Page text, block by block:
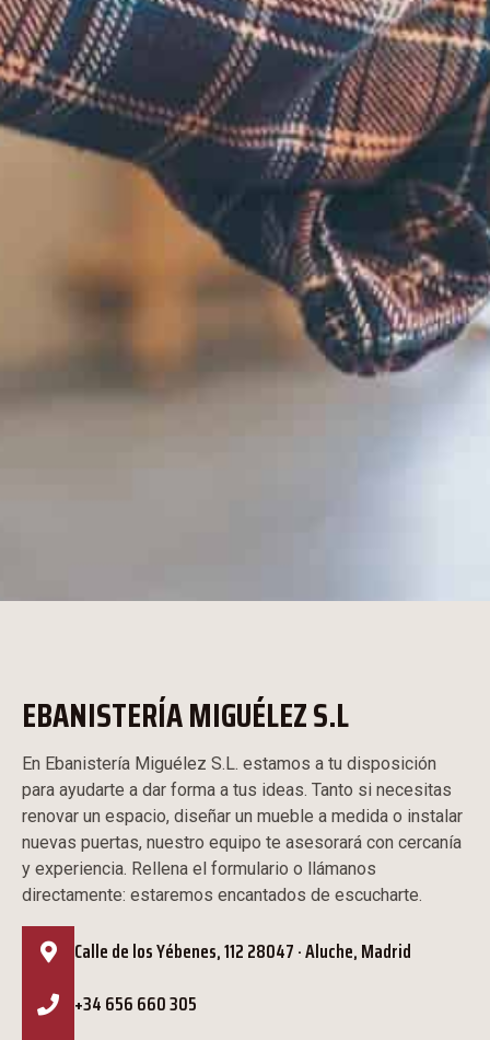
EBANISTERÍA MIGUÉLEZ S.L
En Ebanistería Miguélez S.L. estamos a tu disposición
para ayudarte a dar forma a tus ideas. Tanto si necesitas
renovar un espacio, diseñar un mueble a medida o instalar
nuevas puertas, nuestro equipo te asesorará con cercanía
y experiencia. Rellena el formulario o llámanos
directamente: estaremos encantados de escucharte.
Calle de los Yébenes, 112 28047 · Aluche, Madrid
+34 656 660 305